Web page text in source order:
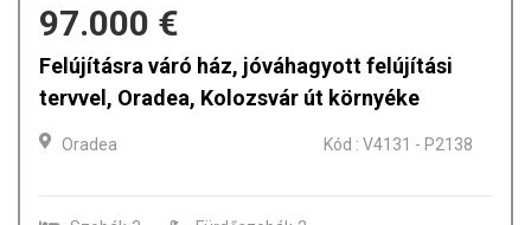
248.500 €
3 szobás ház eladó, 2 perc a Sirul Canonicilor-
tól, Nagyvárad
Oradea Kód : V4073 - P2127